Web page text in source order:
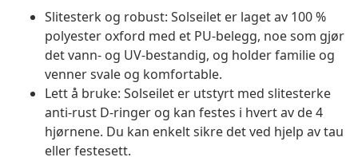
Slitesterk og robust: Solseilet er laget av 100 %
polyester oxford med et PU-belegg, noe som gjør
det vann- og UV-bestandig, og holder familie og
venner svale og komfortable.
Lett å bruke: Solseilet er utstyrt med slitesterke
anti-rust D-ringer og kan festes i hvert av de 4
hjørnene. Du kan enkelt sikre det ved hjelp av tau
eller festesett.